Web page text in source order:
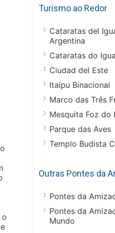
o
Turismo ao Redor
Cataratas del
Argentina
Cataratas do
Ciudad del Este
Itaipu Binacional
Marco das Três
Mesquita Foz do
Parque das Aves
Templo Budista
Outras Pontes da
Pontes da
Pontes da
Mundo